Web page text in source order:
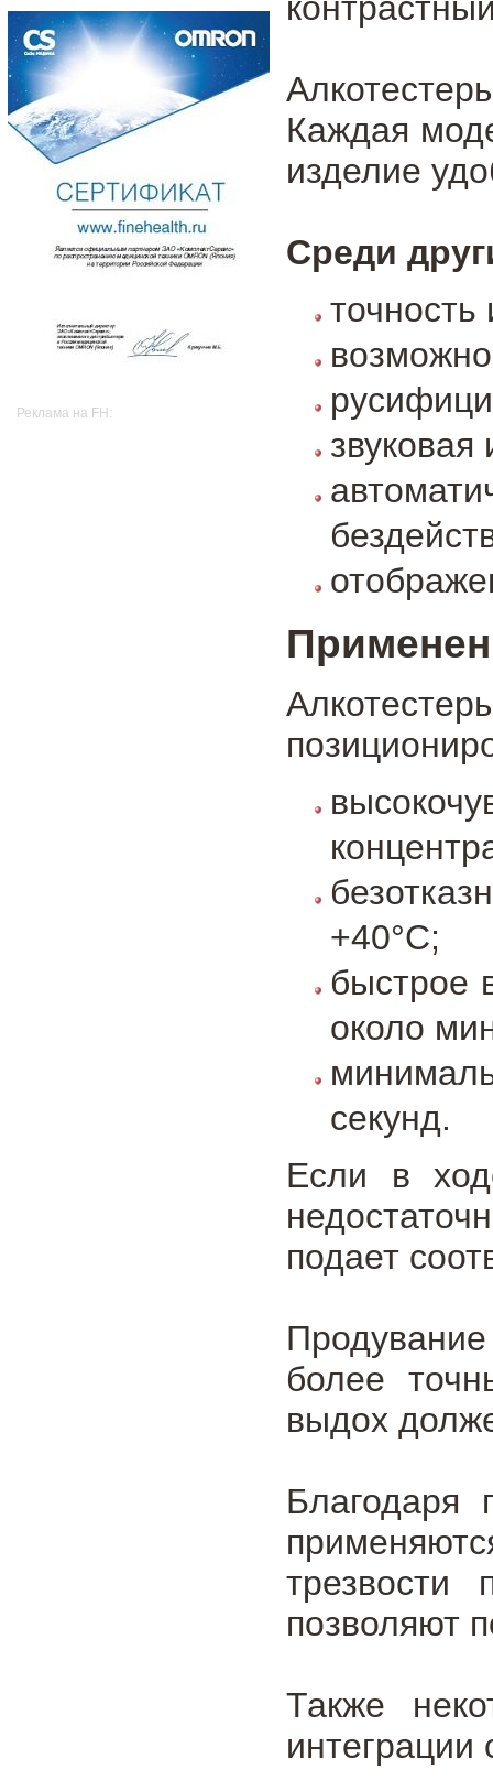
Реклама на FH:
Каждая
изделие
Среди
звуковая
+40°С;
быстрое
около
секунд.
Если в
подает
более
выдох
Благодаря
трезвости
позволяют
Также